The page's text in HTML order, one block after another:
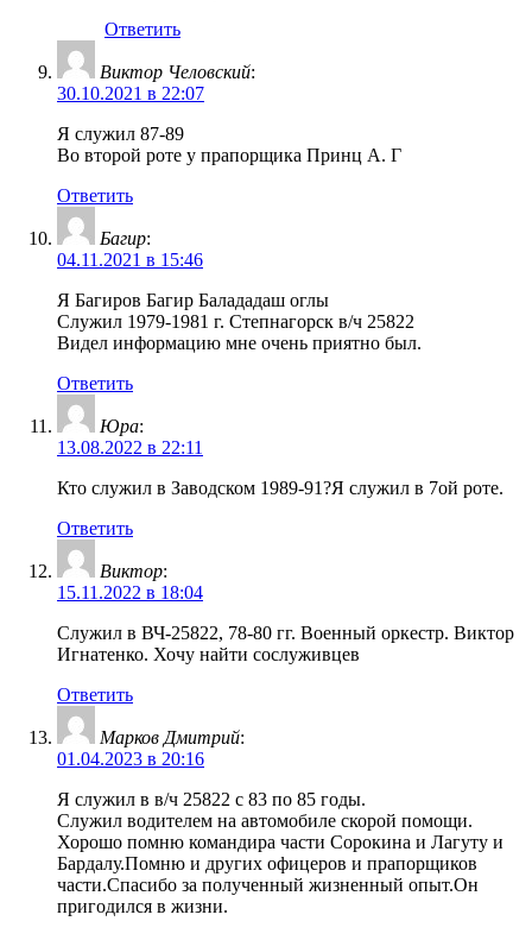
Ответить
Виктор Человский:
30.10.2021 в 22:07
Я служил 87-89
Во второй роте у прапорщика Принц А. Г
Ответить
Багир:
04.11.2021 в 15:46
Я Багиров Багир Балададаш оглы
Служил 1979-1981 г. Степнагорск в/ч 25822
Видел информацию мне очень приятно был.
Ответить
Юра:
13.08.2022 в 22:11
Кто служил в Заводском 1989-91?Я служил в 7ой роте.
Ответить
Виктор:
15.11.2022 в 18:04
Служил в ВЧ-25822, 78-80 гг. Военный оркестр. Виктор
Игнатенко. Хочу найти сослуживцев
Ответить
Марков Дмитрий:
01.04.2023 в 20:16
Я служил в в/ч 25822 с 83 по 85 годы.
Служил водителем на автомобиле скорой помощи.
Хорошо помню командира части Сорокина и Лагуту и
Бардалу.Помню и других офицеров и прапорщиков
части.Спасибо за полученный жизненный опыт.Он
пригодился в жизни.